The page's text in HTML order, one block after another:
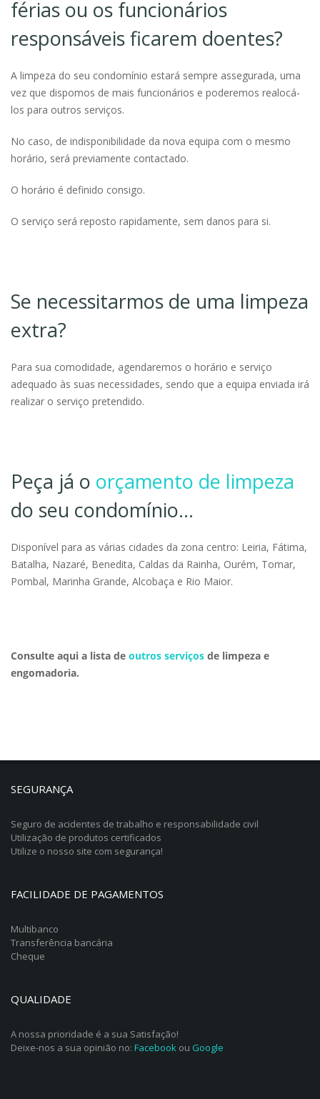
férias ou os funcionários
responsáveis ficarem doentes?
A limpeza do seu condomínio estará sempre assegurada, uma
vez que dispomos de mais funcionários e poderemos realocá-
los para outros serviços.
No caso, de indisponibilidade da nova equipa com o mesmo
horário, será previamente contactado.
O horário é definido consigo.
O serviço será reposto rapidamente, sem danos para si.
Se necessitarmos de uma limpeza
extra?
Para sua comodidade, agendaremos o horário e serviço
adequado às suas necessidades, sendo que a equipa enviada irá
realizar o serviço pretendido.
Peça já o orçamento de limpeza
do seu condomínio…
Disponível para as várias cidades da zona centro: Leiria, Fátima,
Batalha, Nazaré, Benedita, Caldas da Rainha, Ourém, Tomar,
Pombal, Marinha Grande, Alcobaça e Rio Maior.
Consulte aqui a lista de outros serviços de limpeza e
engomadoria.
SEGURANÇA
Seguro de acidentes de trabalho e responsabilidade civil
Utilização de produtos certificados
Utilize o nosso site com segurança!
FACILIDADE DE PAGAMENTOS
Multibanco
Transferência bancária
Cheque
QUALIDADE
A nossa prioridade é a sua Satisfação!
Deixe-nos a sua opinião no: Facebook ou Google